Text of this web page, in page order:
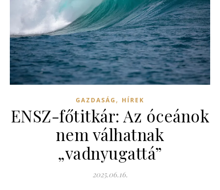
GAZDASÁG , HÍREK
ENSZ-főtitkár: Az óceánok
nem válhatnak
„vadnyugattá”
2025.06.16.